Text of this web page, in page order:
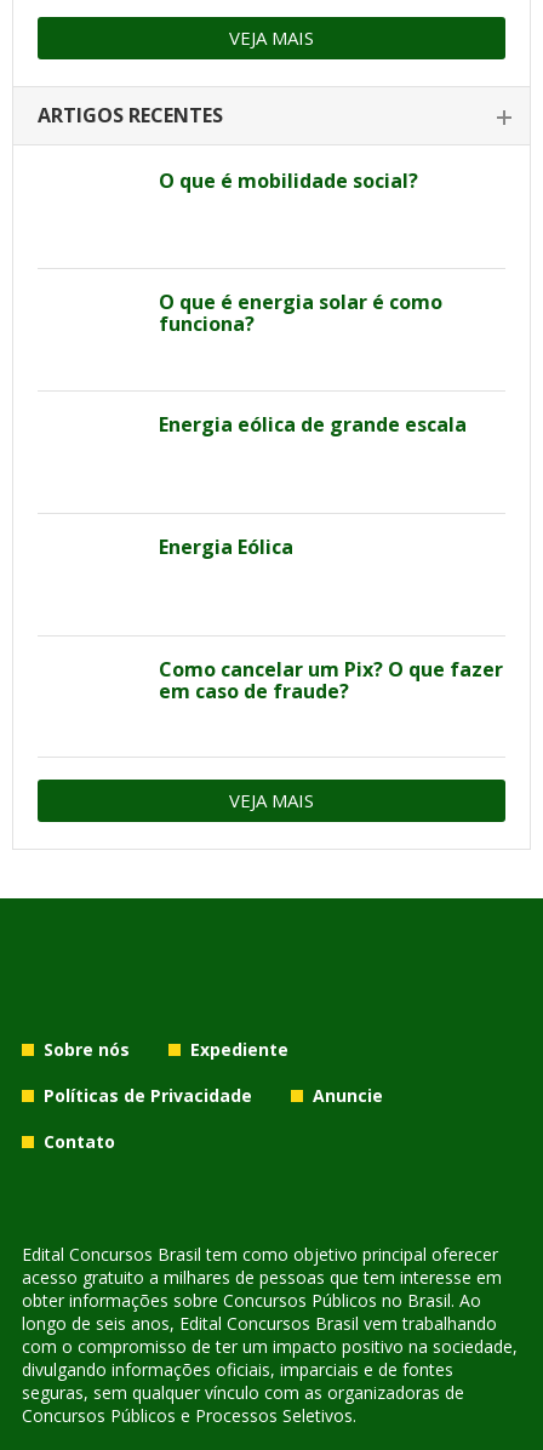
VEJA MAIS
ARTIGOS RECENTES
O que é mobilidade social?
O que é energia solar é como
funciona?
Energia eólica de grande escala
Energia Eólica
Como cancelar um Pix? O que fazer
em caso de fraude?
VEJA MAIS
Sobre nós
Expediente
Políticas de Privacidade
Anuncie
Contato
Edital Concursos Brasil tem como objetivo principal oferecer
acesso gratuito a milhares de pessoas que tem interesse em
obter informações sobre Concursos Públicos no Brasil. Ao
longo de seis anos, Edital Concursos Brasil vem trabalhando
com o compromisso de ter um impacto positivo na sociedade,
divulgando informações oficiais, imparciais e de fontes
seguras, sem qualquer vínculo com as organizadoras de
Concursos Públicos e Processos Seletivos.